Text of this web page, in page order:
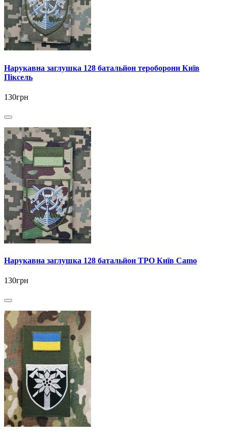
Нарукавна заглушка 128 батальйон тероборони Київ
Піксель
130грн
Нарукавна заглушка 128 батальйон ТРО Київ Camo
130грн